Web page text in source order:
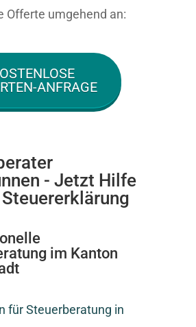
Offerte umgehend an:
ANFRAGE
- Jetzt Hilfe
im Kanton
für Steuerberatung in